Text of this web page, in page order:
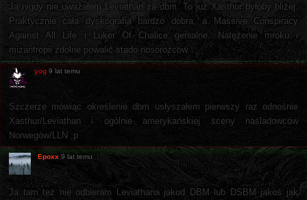
Ja nigdy nie uważałem Leviathan za dbm. To już Xasthur byłoby bliżej.
Praktycznie cała dyskografia bardzo dobra, a Massive Conspiracy
Against All Life i Luker Of Chalice genialne. Natężenie mroku i
mizantropii zdolne powalić stado nosorożców.
yog 9 lat temu
Szczerze mówiąc określenie dbm usłyszałem pierwszy raz odnośnie
Xasthur/Leviathan i ogólnie amerykańskiej sceny naśladowców
Norwegów/LLN ;p
Epoxx 9 lat temu
Ja tam też nie odbieram Leviathana jakod DBM lub DSBM jakoś jak